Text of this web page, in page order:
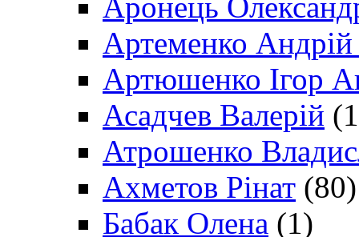
Артеменко Андрій
Артюшенко Ігор
Асадчев Валерій
Атрошенко
Ахметов Рінат (80)
Бабак Олена (1)